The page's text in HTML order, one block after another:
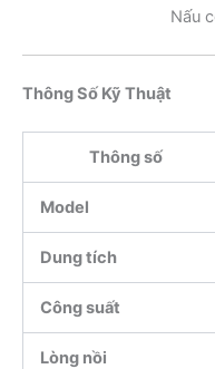
Nấu
Thông Số Kỹ Thuật
Thông số
Model
Dung tích
Công suất
Lòng nồi